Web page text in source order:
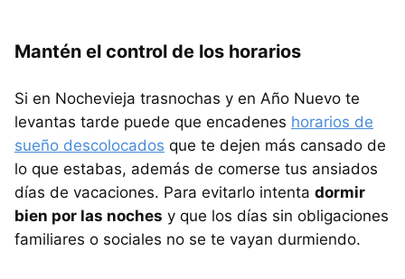
Mantén el control de los horarios
Si en Nochevieja trasnochas y en Año Nuevo te
levantas tarde puede que encadenes horarios de
sueño descolocados que te dejen más cansado de
lo que estabas, además de comerse tus ansiados
días de vacaciones. Para evitarlo intenta dormir
bien por las noches y que los días sin obligaciones
familiares o sociales no se te vayan durmiendo.